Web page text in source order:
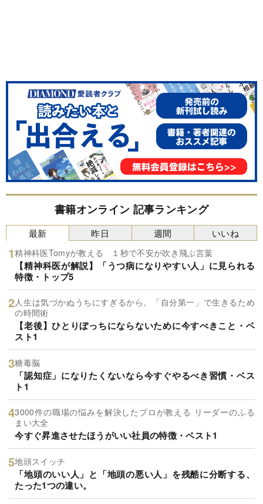
書籍オンライン 記事ランキング
最新
精神科医Tomyが教える １秒で不安が吹き飛ぶ言葉
【精神科医が解説】「うつ病になりやすい人」に見られる
特徴・トップ5
人生は気づかぬうちにすぎるから。「自分第一」で生きるため
の時間術
【老後】ひとりぼっちにならないために今すべきこと・ベ
スト1
糖毒脳
「認知症」になりたくないなら今すぐやるべき習慣・ベス
ト1
3000件の職場の悩みを解決したプロが教える リーダーのふる
まい大全
今すぐ昇進させたほうがいい社員の特徴・ベスト1
地頭スイッチ
「地頭のいい人」と「地頭の悪い人」を残酷に分断する、
たった1つの違い。
昨日 週間 いいね